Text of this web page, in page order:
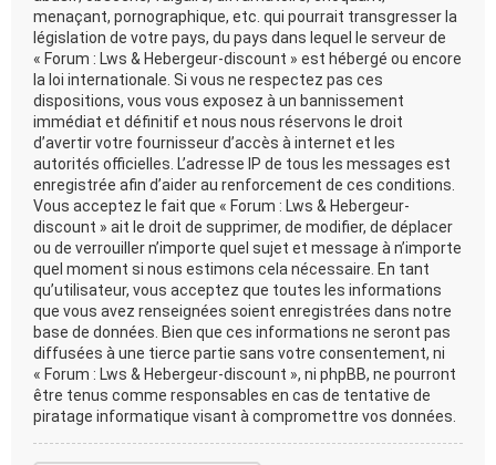
menaçant, pornographique, etc. qui pourrait transgresser la
législation de votre pays, du pays dans lequel le serveur de
« Forum : Lws & Hebergeur-discount » est hébergé ou encore
la loi internationale. Si vous ne respectez pas ces
dispositions, vous vous exposez à un bannissement
immédiat et définitif et nous nous réservons le droit
d’avertir votre fournisseur d’accès à internet et les
autorités officielles. L’adresse IP de tous les messages est
enregistrée afin d’aider au renforcement de ces conditions.
Vous acceptez le fait que « Forum : Lws & Hebergeur-
discount » ait le droit de supprimer, de modifier, de déplacer
ou de verrouiller n’importe quel sujet et message à n’importe
quel moment si nous estimons cela nécessaire. En tant
qu’utilisateur, vous acceptez que toutes les informations
que vous avez renseignées soient enregistrées dans notre
base de données. Bien que ces informations ne seront pas
diffusées à une tierce partie sans votre consentement, ni
« Forum : Lws & Hebergeur-discount », ni phpBB, ne pourront
être tenus comme responsables en cas de tentative de
piratage informatique visant à compromettre vos données.